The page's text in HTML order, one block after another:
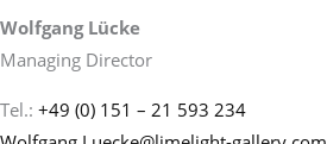
Wolfgang Lücke
Managing Director
Tel.: +49 (0) 151 – 21 593 234